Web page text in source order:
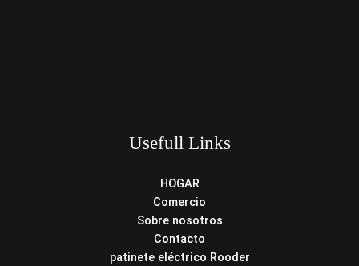
Usefull Links
HOGAR
Comercio
Sobre nosotros
Contacto
patinete eléctrico Rooder